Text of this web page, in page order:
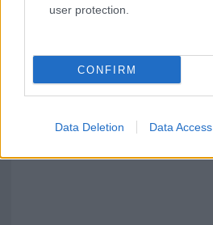
user protection.
CONFIRM
Data Deletion Data Access